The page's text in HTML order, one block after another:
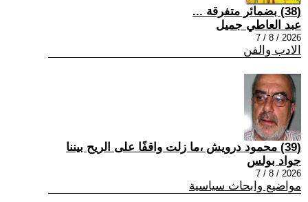
(38) بضمائر متفرقة ...
عبد العاطي جميل
2026 / 8 / 7
الادب والفن
(39) محمود درويش ،ما زلت واقفًا على الريح بيننا
جواد بولس
2026 / 8 / 7
مواضيع وابحاث سياسية